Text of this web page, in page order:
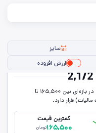
سایز
ارزش افزوده
لوله گالوانیزه 2,1/2 امروز شنبه ۱۷ مرداد در بازه‌ای بین ۱۶۵,۵۰۰ تا
کمترین قیمت
۱۶۵,۵۰۰تومان